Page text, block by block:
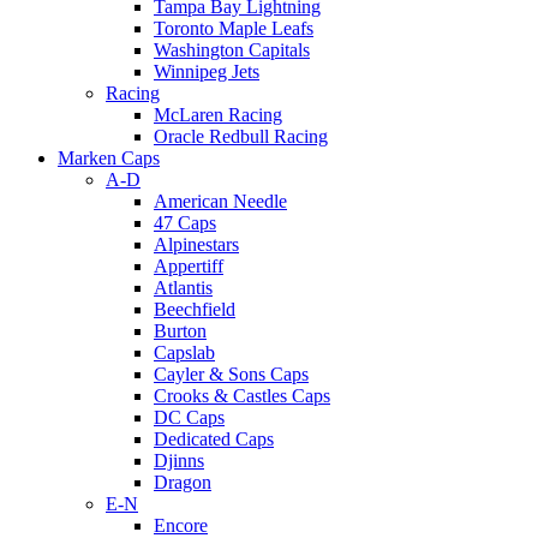
Tampa Bay Lightning
Toronto Maple Leafs
Washington Capitals
Winnipeg Jets
Racing
McLaren Racing
Oracle Redbull Racing
Marken Caps
A-D
American Needle
47 Caps
Alpinestars
Appertiff
Atlantis
Beechfield
Burton
Capslab
Cayler & Sons Caps
Crooks & Castles Caps
DC Caps
Dedicated Caps
Djinns
Dragon
E-N
Encore